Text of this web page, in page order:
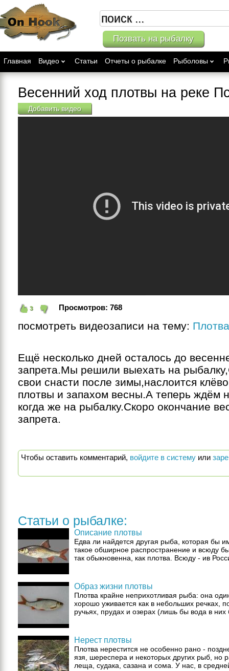
Позвать на рыбалку
Главная Видео Статьи Отчеты о рыбалке Рыболовы
Весенний ход плотвы на реке
Добавить видео
3 Просмотров: 768
посмотреть видеозаписи на тему: Плотва
Ещё несколько дней осталось до
запрета.Мы решили выехать на
свои снасти после зимы,наслоится
плотвы и запахом весны.А теперь ждём
когда же на рыбалку.Скоро окончание
запрета.
Чтобы оставить комментарий, войдите в систему или
Статьи о рыбалке:
Описание плотвы
Едва ли найдется другая рыба, которая бы
такое обширное распространение и всюду
так обыкновенна, как плотва. Всюду - ив
Образ жизни плотвы
Плотва крайне неприхотливая рыба: она
хорошо уживается как в небольших речках,
ручьях, прудах и озерах (лишь бы вода в
Нерест плотвы
Плотва нерестится не особенно рано -
язя, шереспера и некоторых других рыб, но
леща, судака, сазана и сома. У нас, в